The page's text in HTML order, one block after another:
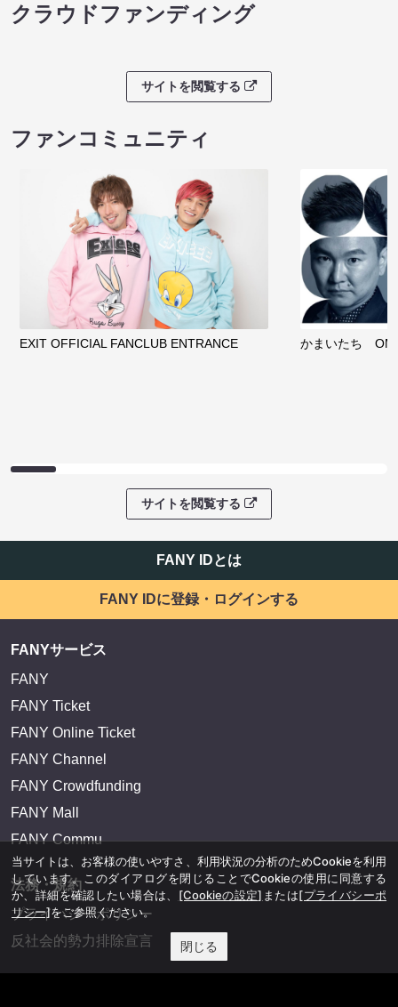
クラウドファンディング
サイトを閲覧する
ファンコミュニティ
EXIT OFFICIAL FANCLUB ENTRANCE かまいたち
サイトを閲覧する
FANY IDとは
FANY IDに登録・ログインする
FANYサービス
FANY
FANY Ticket
FANY Online Ticket
FANY Channel
FANY Crowdfunding
FANY Mall
FANY Commu
法務・規約
プライバシーポリシー
反社会的勢力排除宣言
当サイトは、お客様の使いやすさ、利用状況の分析のためCookieを利用
しています。このダイアログを閉じることでCookieの使用に同意する
か、詳細を確認したい場合は、 [Cookieの設定] または[プライバシーポ
リシー]をご参照ください。
閉じる